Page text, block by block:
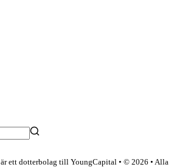
ett dotterbolag till YoungCapital • © 2026 • Alla